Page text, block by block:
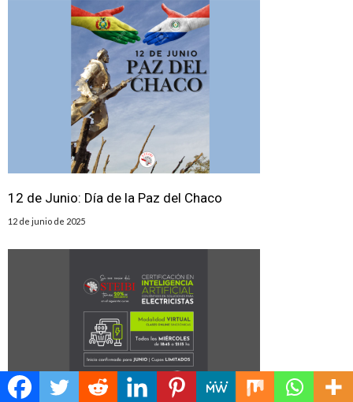
️12 de Junio: Día de la Paz del Chaco
12 de junio de 2025